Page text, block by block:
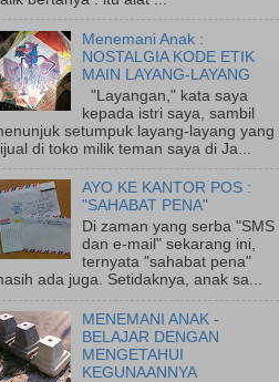
Menemani Anak :
NOSTALGIA KODE ETIK
MAIN LAYANG-LAYANG
"Layangan," kata saya
kepada istri saya, sambil
setumpuk layang-layang yang
di toko milik teman saya di Ja...
AYO KE KANTOR POS :
"SAHABAT PENA"
Di zaman yang serba "SMS
dan e-mail" sekarang ini,
ternyata "sahabat pena"
ada juga. Setidaknya, anak sa...
MENEMANI ANAK -
BELAJAR DENGAN
MENGETAHUI
KEGUNAANNYA